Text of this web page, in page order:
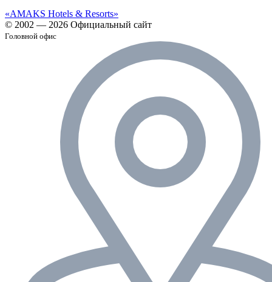
«AMAKS Hotels & Resorts»
© 2002 — 2026 Официальный сайт
Головной офис